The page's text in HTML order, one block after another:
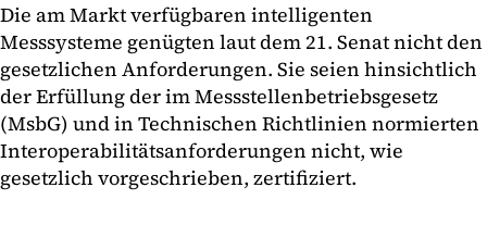
Die am Markt verfügbaren intelligenten
Messsysteme genügten laut dem 21. Senat nicht den
gesetzlichen Anforderungen. Sie seien hinsichtlich
der Erfüllung der im Messstellenbetriebsgesetz
(MsbG) und in Technischen Richtlinien normierten
Interoperabilitätsanforderungen nicht, wie
gesetzlich vorgeschrieben, zertifiziert.